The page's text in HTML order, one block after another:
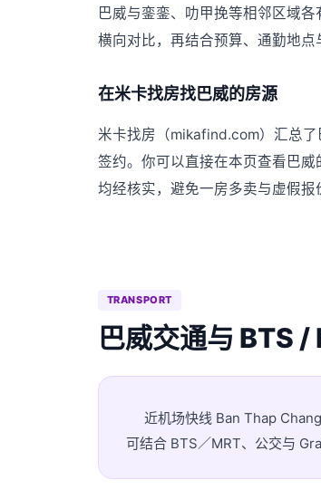
巴威与銮銮、叻甲挽等相邻区域
横向对比，再结合预算、通勤地点
在米卡找房找巴威的房源
米卡找房（mikafind.com）汇总
签约。你可以直接在本页查看巴
均经核实，避免一房多卖与虚假报
TRANSPORT
巴威交通与 BTS /
近机场快线 Ban Thap
可结合 BTS／MRT、公交与